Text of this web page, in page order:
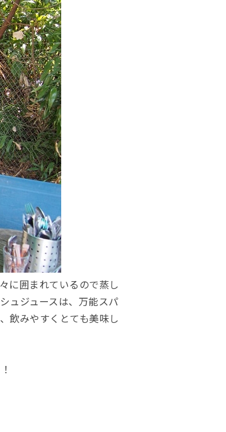
に囲まれているので蒸し
ュジュースは、万能スパ
飲みやすくとても美味し